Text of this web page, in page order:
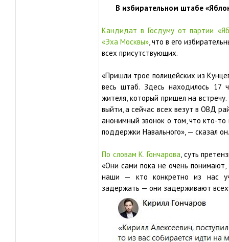
В избирательном штабе
Кандидат в Госдуму от партии
«Эха Москвы», что в его
всех присутствующих.
«Пришли трое полицейских из
весь штаб. Здесь находилось 17
жителя, который пришел на
выйти, а сейчас всех везут в ОВД
анонимный звонок о том, что кто-то
поддержки Навального», — сказал он.
По словам К. Гончарова, суть
«Они сами пока не очень
наши — кто конкретно из нас
задержать — они задерживают